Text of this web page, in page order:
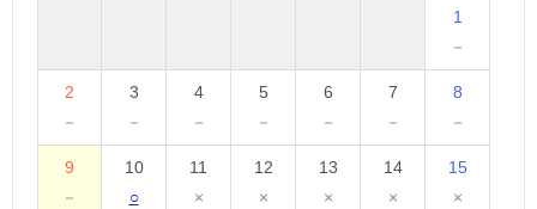
1
－
2
－
3
－
4
－
5
－
6
－
7
－
8
－
9
－
10
○
11
×
12
×
13
×
14
×
15
×